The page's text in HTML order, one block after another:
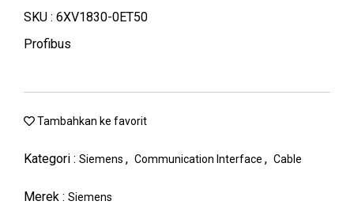
SKU : 6XV1830-0ET50
Profibus
Tambahkan ke favorit
Kategori : Siemens , Communication Interface , Cable
Merek : Siemens